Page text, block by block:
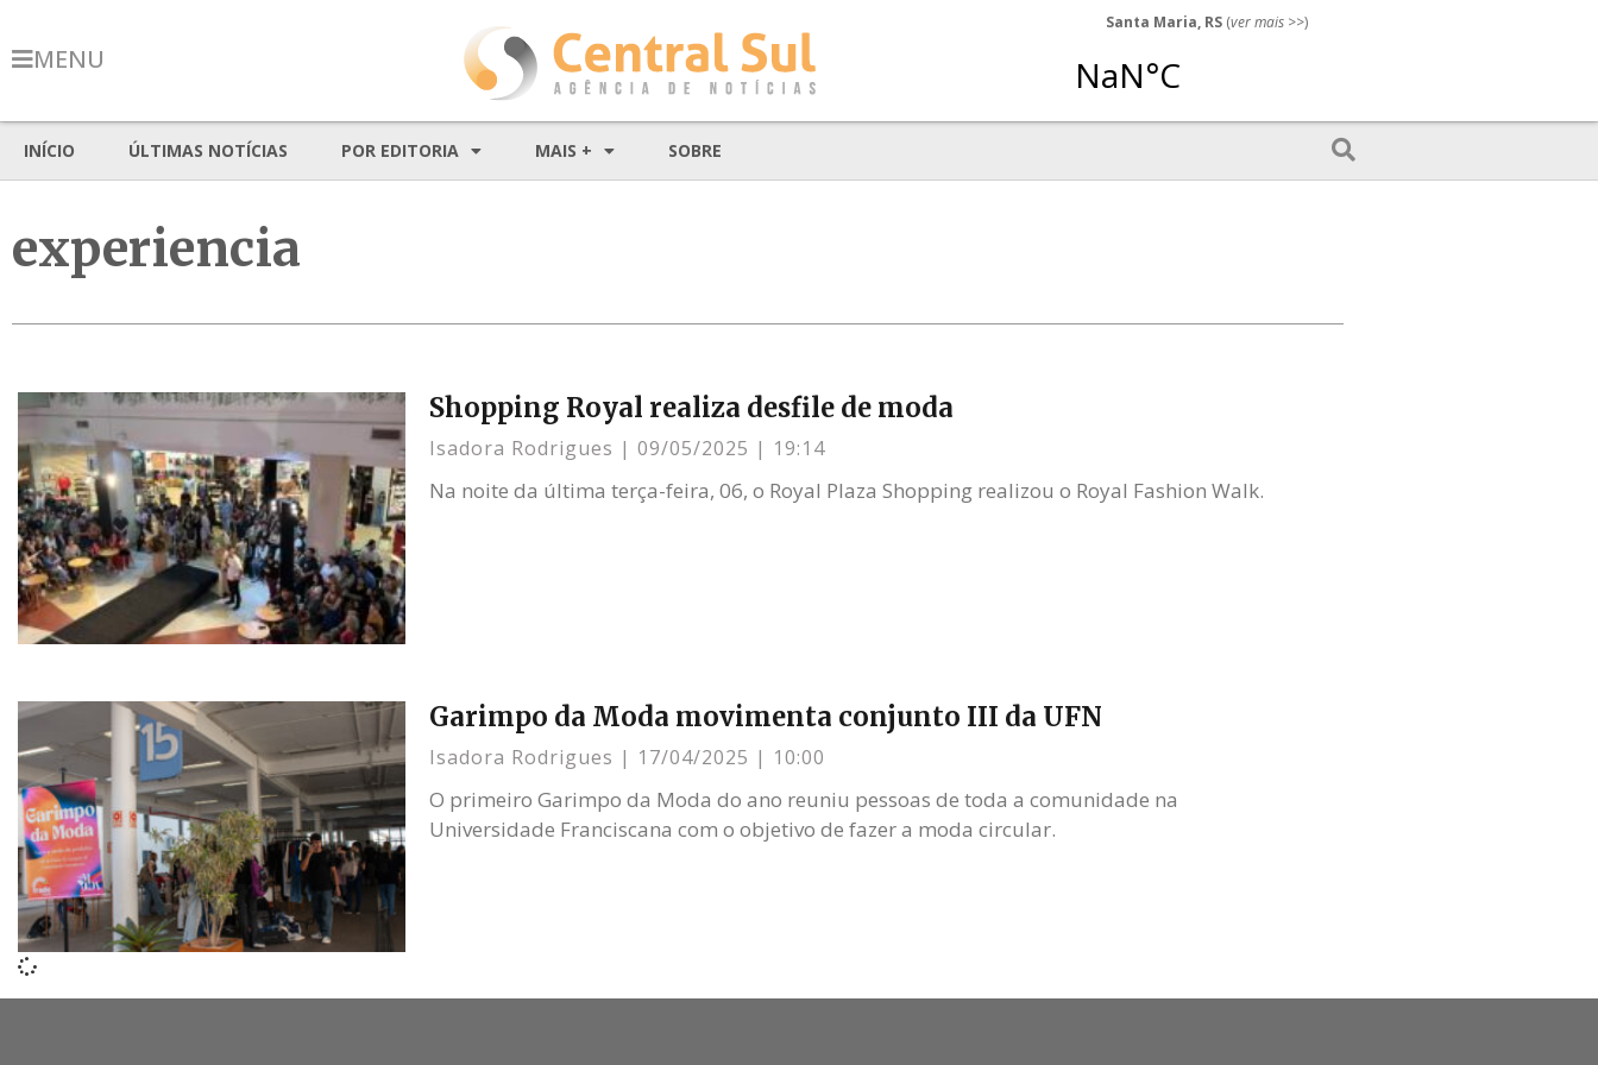
MENU
Santa Maria, RS (ver mais >>)
INÍCIO ÚLTIMAS NOTÍCIAS POR EDITORIA MAIS + SOBRE
experiencia
Shopping Royal realiza desfile de moda
Isadora Rodrigues 09/05/2025 19:14
Na noite da última terça-feira, 06, o Royal Plaza Shopping realizou o Royal Fashion Walk.
Garimpo da Moda movimenta conjunto III da UFN
Isadora Rodrigues 17/04/2025 10:00
O primeiro Garimpo da Moda do ano reuniu pessoas de toda a comunidade na
Universidade Franciscana com o objetivo de fazer a moda circular.